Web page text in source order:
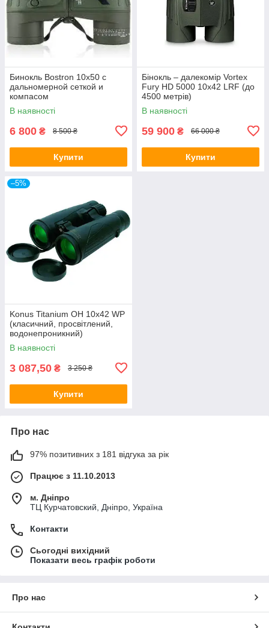
Бинокль Bostron 10x50 с
дальномерной сеткой и
компасом
В наявності
6 800 ₴ 8 500 ₴
Купити
Бінокль – далекомір Vortex
Fury HD 5000 10х42 LRF (до
4500 метрів)
В наявності
59 900 ₴ 66 000 ₴
Купити
–5%
Konus Titanium OH 10x42 WP
(класичний, просвітлений,
водонепроникний)
В наявності
3 087,50 ₴ 3 250 ₴
Купити
Про нас
97% позитивних з 181 відгука за рік
Працює з 11.10.2013
м. Дніпро
ТЦ Курчатовский, Дніпро, Україна
Контакти
Сьогодні вихідний
Показати весь графік роботи
Про нас